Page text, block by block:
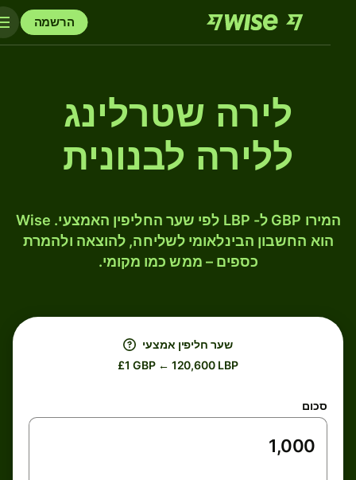
הרשמה
לירה שטרלינג
ללירה לבנונית
המירו GBP ל- LBP לפי שער החליפין האמצעי. Wise
הוא החשבון הבינלאומי לשליחה, להוצאה ולהמרת
כספים – ממש כמו מקומי.
שער חליפין אמצעי
£1 GBP ← 120,600 LBP
סכום